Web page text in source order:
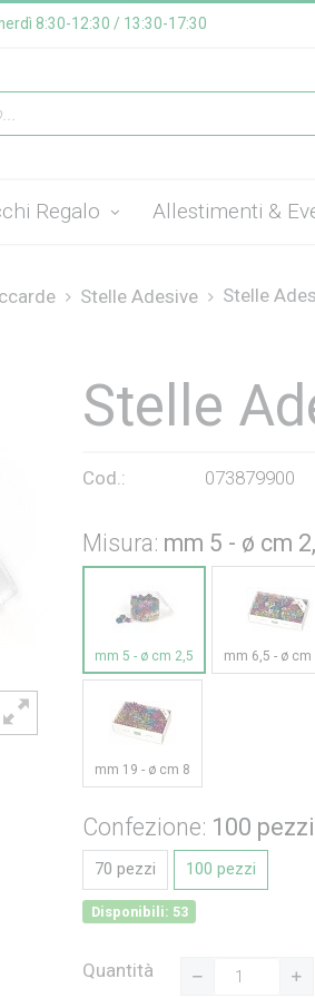
8:30-12:30 / 13:30-17:30
Regalo Allestimenti &
Stelle Adesive Stelle
Stelle
Cod.: 073879900
Misura: mm 5 - ø cm
mm 5 - ø cm 2,5 mm 6,5 - ø cm
mm 19 - ø cm 8
Confezione: 100 pezzi
70 pezzi 100 pezzi
Disponibili: 53
Quantità